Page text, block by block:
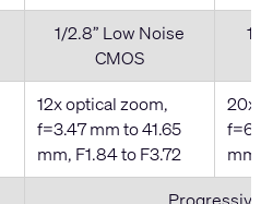
1/2.8” Low Noise
CMOS
1/
12x optical zoom,
f=3.47 mm to 41.65
mm, F1.84 to F3.72
20x
mm,
Progressive